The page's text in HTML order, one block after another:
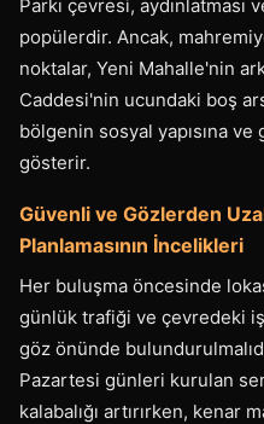
Parkı çevresi, aydınlatması
popülerdir. Ancak,
noktalar, Yeni Mahalle'nin
Caddesi'nin ucundaki boş
bölgenin sosyal yapısına
gösterir.
Güvenli ve Gözlerden
Planlamasının İncelikleri
Her buluşma öncesinde
günlük trafiği ve çevredeki
göz önünde
Pazartesi günleri kurulan
kalabalığı artırırken, kenar